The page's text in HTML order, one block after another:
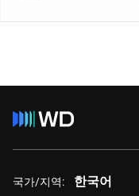
국가/지역: 한국어